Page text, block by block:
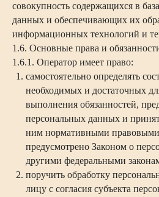
совокупность содержащихся в
данных и обеспечивающих их
информационных технологий и
1.6. Основные права и
1.6.1. Оператор имеет право:
самостоятельно определять
необходимых и достаточных
выполнения обязанностей,
персональных данных и
ним нормативными правовыми
предусмотрено Законом о
другими федеральными
поручить обработку
лицу с согласия субъекта